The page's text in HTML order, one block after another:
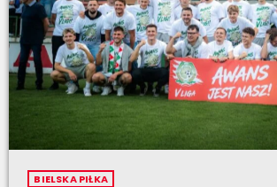
BIELSKA PIŁKA